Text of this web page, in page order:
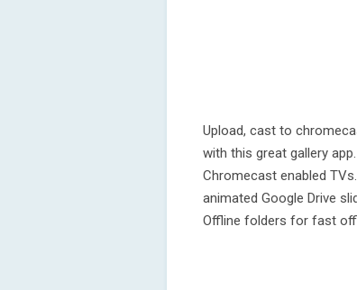
Upload, cast to
with this great gallery
Chromecast enabled
animated Google Drive
Offline folders for fast